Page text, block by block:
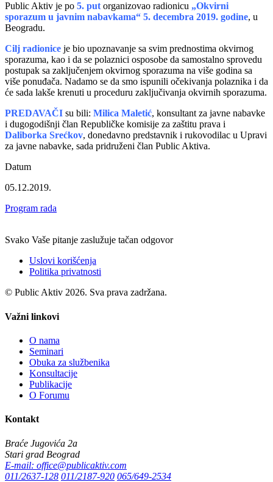
Public Aktiv je po 5. put organizovao radionicu „Okvirni
sporazum u javnim nabavkama“ 5. decembra 2019. godine, u
Beogradu.
Cilj radionice je bio upoznavanje sa svim prednostima okvirnog
sporazuma, kao i da se polaznici osposobe da samostalno sprovedu
postupak sa zaključenjem okvirnog sporazuma na više godina sa
više ponuđača. Nadamo se da smo ispunili očekivanja polaznika i da
će sada lakše krenuti u proceduru zaključivanja okvirnih sporazuma.
PREDAVAČI su bili: Milica Maletić, konsultant za javne nabavke
i dugogodišnji član Republičke komisije za zaštitu prava i
Daliborka Srećkov, donedavno predstavnik i rukovodilac u Upravi
za javne nabavke, sada pridruženi član Public Aktiva.
Datum
05.12.2019.
Program rada
Svako Vaše pitanje zaslužuje tačan odgovor
Uslovi korišćenja
Politika privatnosti
© Public Aktiv 2026. Sva prava zadržana.
Važni linkovi
O nama
Seminari
Obuka za službenika
Konsultacije
Publikacije
O Forumu
Kontakt
Braće Jugovića 2a
Stari grad Beograd
E-mail: office@publicaktiv.com
011/2637-128 011/2187-920 065/649-2534